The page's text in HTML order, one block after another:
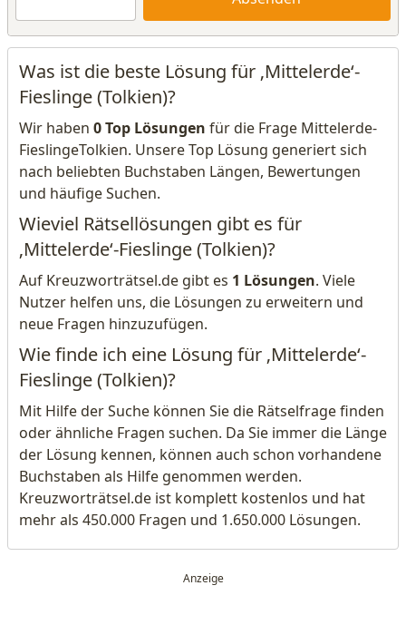
Was ist die beste Lösung für ‚Mittelerde‘-
Fieslinge (Tolkien)?
Wir haben 0 Top Lösungen für die Frage Mittelerde-
FieslingeTolkien. Unsere Top Lösung generiert sich
nach beliebten Buchstaben Längen, Bewertungen
und häufige Suchen.
Wieviel Rätsellösungen gibt es für
‚Mittelerde‘-Fieslinge (Tolkien)?
Auf Kreuzworträtsel.de gibt es 1 Lösungen. Viele
Nutzer helfen uns, die Lösungen zu erweitern und
neue Fragen hinzuzufügen.
Wie finde ich eine Lösung für ‚Mittelerde‘-
Fieslinge (Tolkien)?
Mit Hilfe der Suche können Sie die Rätselfrage finden
oder ähnliche Fragen suchen. Da Sie immer die Länge
der Lösung kennen, können auch schon vorhandene
Buchstaben als Hilfe genommen werden.
Kreuzworträtsel.de ist komplett kostenlos und hat
mehr als 450.000 Fragen und 1.650.000 Lösungen.